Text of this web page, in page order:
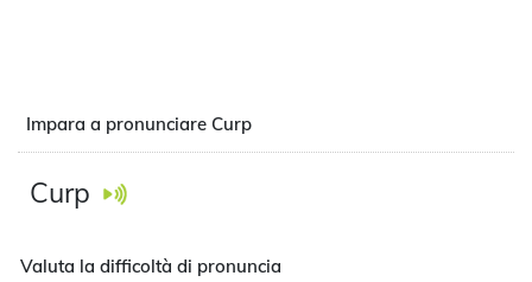
Impara a pronunciare Curp
Curp
Valuta la difficoltà di pronuncia